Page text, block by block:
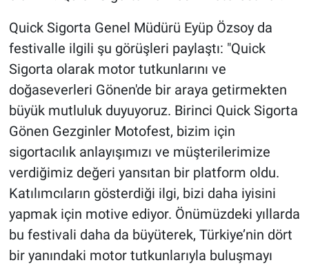
Quick Sigorta Genel Müdürü Eyüp Özsoy da
festivalle ilgili şu görüşleri paylaştı: "Quick
Sigorta olarak motor tutkunlarını ve
doğaseverleri Gönen'de bir araya getirmekten
büyük mutluluk duyuyoruz. Birinci Quick Sigorta
Gönen Gezginler Motofest, bizim için
sigortacılık anlayışımızı ve müşterilerimize
verdiğimiz değeri yansıtan bir platform oldu.
Katılımcıların gösterdiği ilgi, bizi daha iyisini
yapmak için motive ediyor. Önümüzdeki yıllarda
bu festivali daha da büyüterek, Türkiye’nin dört
bir yanındaki motor tutkunlarıyla buluşmayı